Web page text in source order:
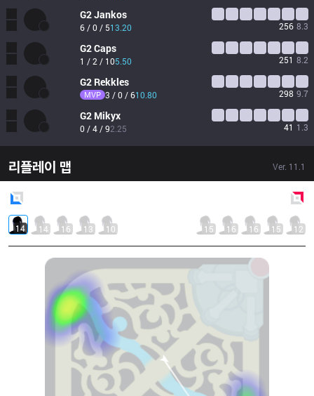
G2Jankos
6 / 0 / 513.20 256 8.3
G2Caps
1 / 2 / 105.50 251 8.2
G2 Rekkles
MVP 3 / 0 / 610.80 298 9.7
G2 Mikyx
0 / 4 / 92.25 41 1.3
리플레이 맵 Ver. 11.1
14 14 16 13 10 15 16 16 15 12